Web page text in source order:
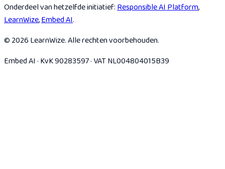
Onderdeel van hetzelfde initiatief:Responsible AI Platform,
LearnWize,Embed AI.
© 2026 LearnWize. Alle rechten voorbehouden.
Embed AI · KvK 90283597 · VAT NL004804015B39